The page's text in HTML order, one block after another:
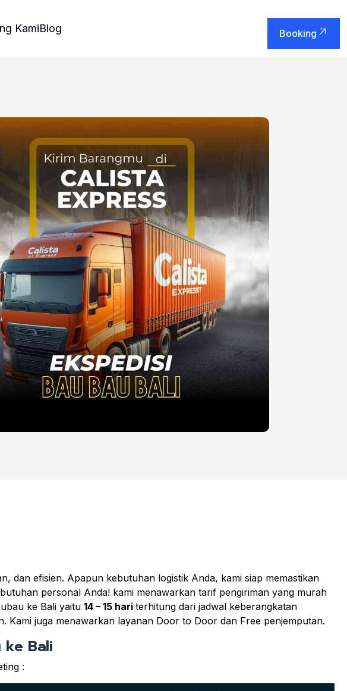
KamiBlog Booking
dan efisien. Apapun kebutuhan logistik Anda, kami siap memastikan
personal Anda! kami menawarkan tarif pengiriman yang murah
ke Bali yaitu 14 – 15 hari terhitung dari jadwal keberangkatan
Kami juga menawarkan layanan Door to Door dan Free penjemputan.
ke Bali
: